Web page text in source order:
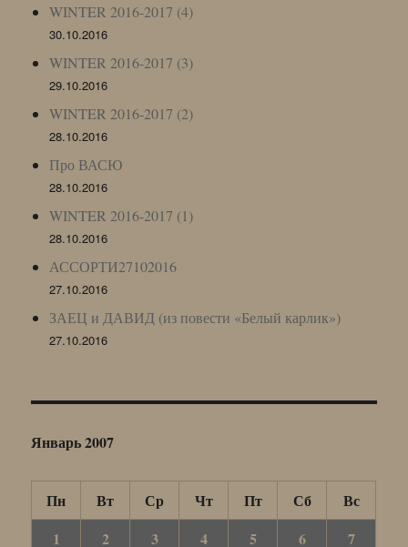
WINTER 2016-2017 (4)
30.10.2016
WINTER 2016-2017 (3)
29.10.2016
WINTER 2016-2017 (2)
28.10.2016
Про ВАСЮ
28.10.2016
WINTER 2016-2017 (1)
28.10.2016
АССОРТИ27102016
27.10.2016
ЗАЕЦ и ДАВИД (из повести «Белый карлик»)
27.10.2016
Январь 2007
Пн Вт Ср Чт Пт Сб
Вс
1
2 3 4 5 6
7